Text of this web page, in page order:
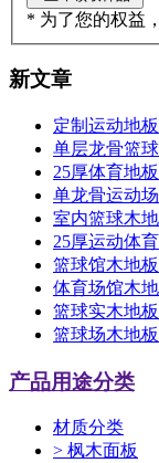
* 为了您的权益
新文章
定制运动地
单层龙骨篮
25厚体育地
单龙骨运动
室内篮球木
25厚运动体
篮球馆木地
体育场馆木
篮球实木地
篮球场木地
产品用途分类
材质分类
> 枫木面板